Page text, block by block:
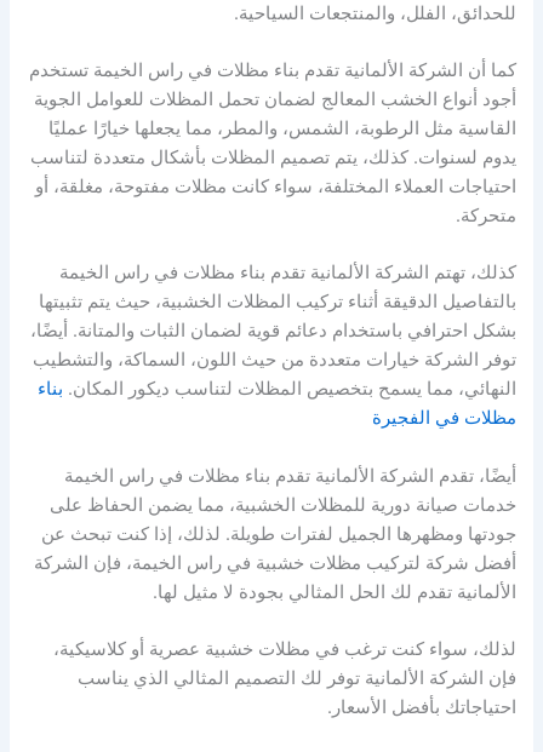
للحدائق، الفلل، والمنتجعات السياحية.
كما أن الشركة الألمانية تقدم بناء مظلات في راس الخيمة تستخدم
أجود أنواع الخشب المعالج لضمان تحمل المظلات للعوامل الجوية
القاسية مثل الرطوبة، الشمس، والمطر، مما يجعلها خيارًا عمليًا
يدوم لسنوات. كذلك، يتم تصميم المظلات بأشكال متعددة لتناسب
احتياجات العملاء المختلفة، سواء كانت مظلات مفتوحة، مغلقة، أو
متحركة.
كذلك، تهتم الشركة الألمانية تقدم بناء مظلات في راس الخيمة
بالتفاصيل الدقيقة أثناء تركيب المظلات الخشبية، حيث يتم تثبيتها
بشكل احترافي باستخدام دعائم قوية لضمان الثبات والمتانة. أيضًا،
توفر الشركة خيارات متعددة من حيث اللون، السماكة، والتشطيب
النهائي، مما يسمح بتخصيص المظلات لتناسب ديكور المكان. بناء
مظلات في الفجيرة
أيضًا، تقدم الشركة الألمانية تقدم بناء مظلات في راس الخيمة
خدمات صيانة دورية للمظلات الخشبية، مما يضمن الحفاظ على
جودتها ومظهرها الجميل لفترات طويلة. لذلك، إذا كنت تبحث عن
أفضل شركة لتركيب مظلات خشبية في راس الخيمة، فإن الشركة
الألمانية تقدم لك الحل المثالي بجودة لا مثيل لها.
لذلك، سواء كنت ترغب في مظلات خشبية عصرية أو كلاسيكية،
فإن الشركة الألمانية توفر لك التصميم المثالي الذي يناسب
احتياجاتك بأفضل الأسعار.